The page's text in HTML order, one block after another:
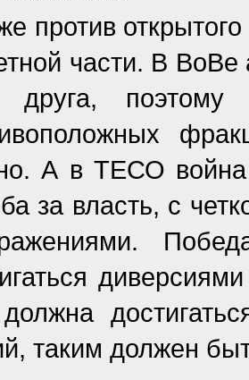
против
части. В ВоВе
друга,
А в ТЕСО
за власть, с
таким должен